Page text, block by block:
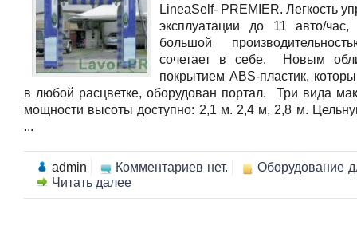
LineaSelf- PREMIER. Легкость
эксплуатации до 11 авто/
большой
сочетает в себе. Новым
покрытием ABS-пластик,
в любой расцветке, оборудован портал. Три вида
мощности высоты доступно: 2,1 м. 2,4 м, 2,8 м.
...
admin Комментариев нет.
Оборудование
Читать далее